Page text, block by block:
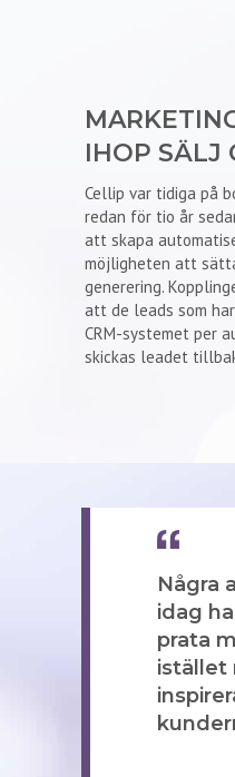
IHOP SÄLJ
Cellip var tidiga på
redan för tio år
att skapa
möjligheten att
generering.
att de leads som
CRM-systemet per
skickas leadet
Några
idag
prata
istället